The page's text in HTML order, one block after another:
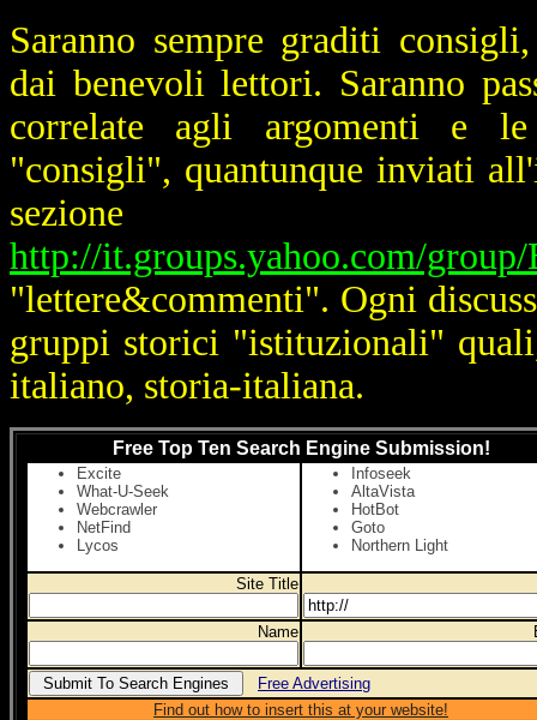
Saranno sempre graditi
dai benevoli lettori. Saranno
correlate agli argomenti e
"consigli", quantunque inviati
sezione
http://it.groups.yahoo.com/
"lettere&commenti". Ogni
gruppi storici "istituzionali"
italiano, storia-italiana.
Free Top Ten Search Engine Submission!
Excite
What-U-Seek
Webcrawler
NetFind
Lycos
Infoseek
AltaVista
HotBot
Goto
Northern Light
Site Title
Name
Free Advertising
Find out how to insert this at your website!